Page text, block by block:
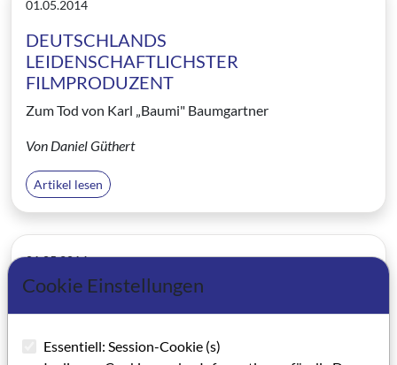
01.05.2014
DEUTSCHLANDS
LEIDENSCHAFTLICHSTER
FILMPRODUZENT
Zum Tod von Karl „Baumi" Baumgartner
Von Daniel Güthert
Artikel lesen
01.05.2014
Mit gängigen Klischees aufräumen
Autorenspiele" statt
Cookie Einstellungen
Essentiell: Session-Cookie (s)